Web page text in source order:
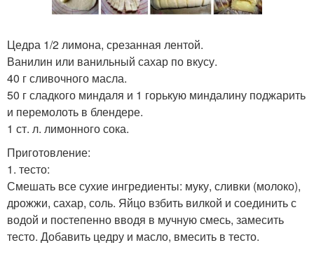
Цедра 1/2 лимона, срезанная лентой.
Ванилин или ванильный сахар по вкусу.
40 г сливочного масла.
50 г сладкого миндаля и 1 горькую миндалину поджарить
и перемолоть в блендере.
1 ст. л. лимонного сока.
Приготовление:
1. тесто:
Смешать все сухие ингредиенты: муку, сливки (молоко),
дрожжи, сахар, соль. Яйцо взбить вилкой и соединить с
водой и постепенно вводя в мучную смесь, замесить
тесто. Добавить цедру и масло, вмесить в тесто.